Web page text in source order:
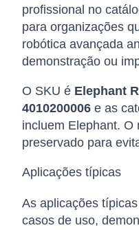
profissional no
para organizações
robótica avançada
demonstração ou
O SKU é Elephant
4010200006 e as
incluem Elephant. O
preservado para
Aplicações típicas
As aplicações
casos de uso,